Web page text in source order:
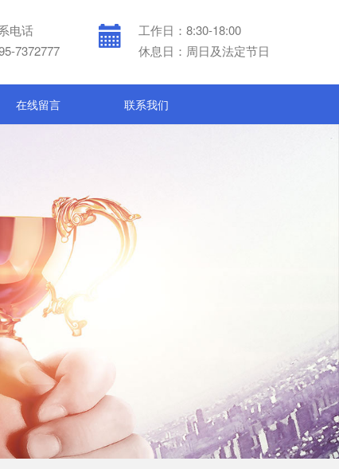
电话
7372777
工作日：8:30-18:00
休息日：周日及法定节日
在线留言 联系我们